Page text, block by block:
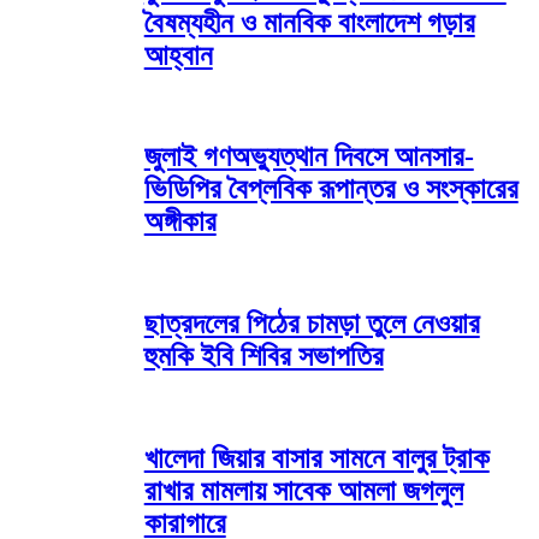
বৈষম্যহীন ও মানবিক বাংলাদেশ গড়ার
আহ্বান
জুলাই গণঅভ্যুত্থান দিবসে আনসার-
ভিডিপির বৈপ্লবিক রূপান্তর ও সংস্কারের
অঙ্গীকার
ছাত্রদলের পিঠের চামড়া তুলে নেওয়ার
হুমকি ইবি শিবির সভাপতির
খালেদা জিয়ার বাসার সামনে বালুর ট্রাক
রাখার মামলায় সাবেক আমলা জগলুল
কারাগারে